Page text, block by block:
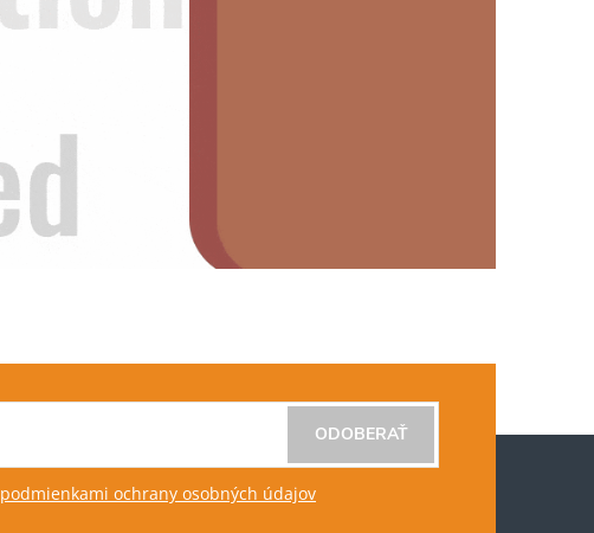
podmienkami ochrany osobných údajov
ODOBERAŤ